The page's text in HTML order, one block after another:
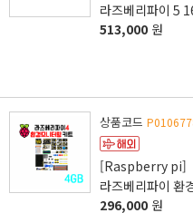
라즈베리파이 5
513,000 원
상품코드
[Raspberry pi]
라즈베리파이 환
296,000 원